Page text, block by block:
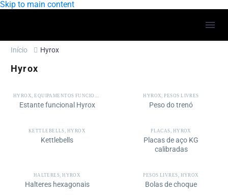
Skip to main content
Início Hyrox
Hyrox
HYROX,EQUIPAMENTOS FUNCIONAIS SISTEMAS DE ARMAZENAMENTO
Estante funcional Hyrox
HYROX,PESOS LIVRES
Peso do trenó
KETTLEBELLS, HYROX
Kettlebells
PLACAS, HYROX
Placas de aço KG
calibradas
HALTERES,HYROX
Halteres hexagonais
PESOS LIVRES, HYROX
Bolas de choque